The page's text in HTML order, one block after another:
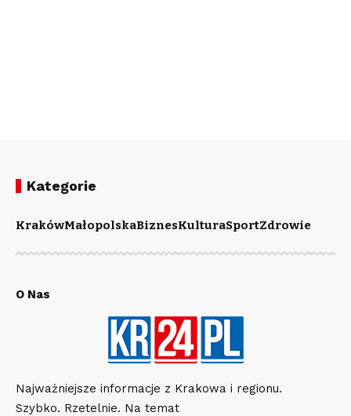
Kategorie
KrakówMałopolskaBiznesKulturaSportZdrowie
O Nas
Najważniejsze informacje z Krakowa i regionu.
Szybko. Rzetelnie. Na temat